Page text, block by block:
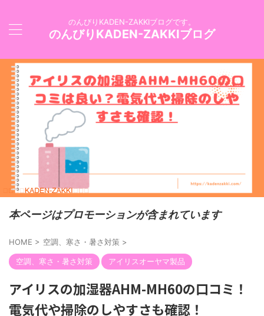
のんびりKADEN-ZAKKIブログです。
のんびりKADEN-ZAKKIブログ
本ページはプロモーションが含まれています
HOME > 空調、寒さ・暑さ対策 >
空調、寒さ・暑さ対策 アイリスオーヤマ製品
アイリスの加湿器AHM-MH60の口コミ！
電気代や掃除のしやすさも確認！